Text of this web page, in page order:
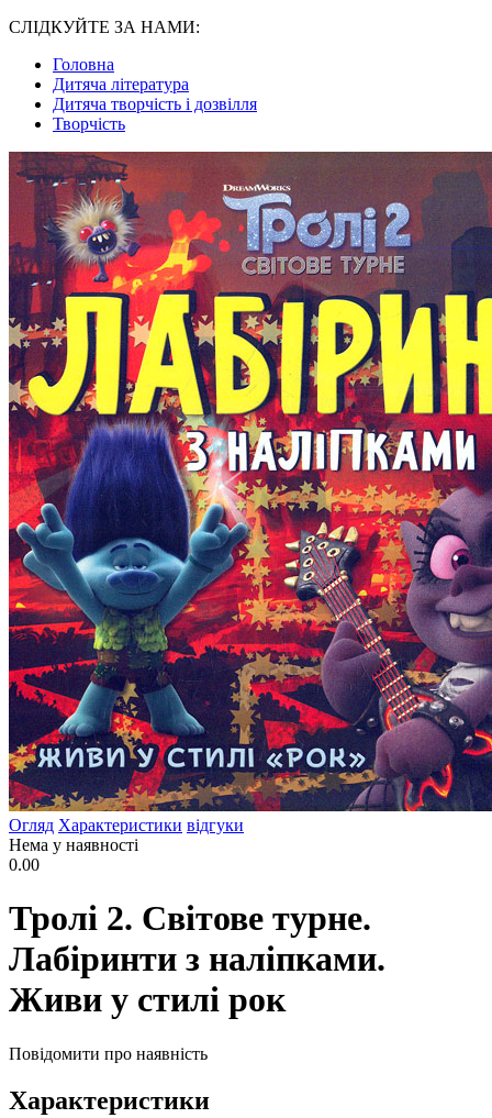
СЛІДКУЙТЕ ЗА НАМИ:
Головна
Дитяча література
Дитяча творчість і дозвілля
Творчість
Огляд Характеристики відгуки
Нема у наявності
0.00
Тролі 2. Світове турне.
Лабіринти з наліпками.
Живи у стилі рок
Повідомити про наявність
Характеристики